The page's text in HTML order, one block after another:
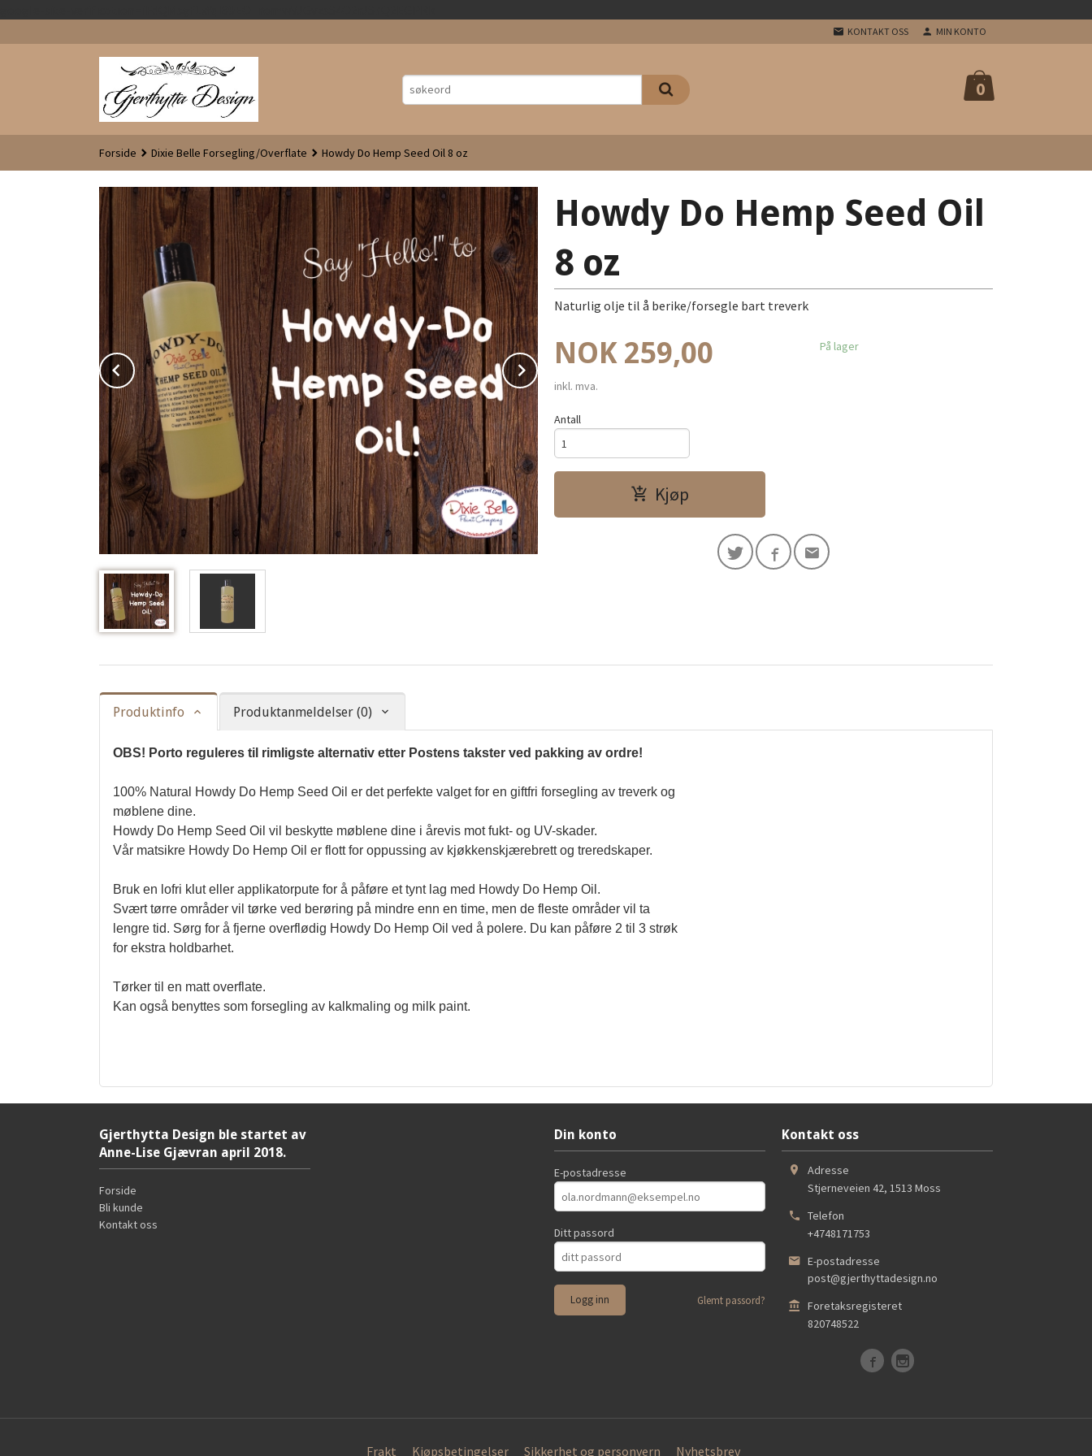
innholdet
KONTAKT OSS MIN KONTO
0
Forside Dixie Belle Forsegling/Overflate Howdy Do Hemp Seed Oil 8 oz
Prev Next
Howdy Do Hemp Seed Oil
8 oz
Naturlig olje til å berike/forsegle bart treverk
Pris
NOK 259,00
inkl. mva.
På lager
Antall
Kjøp
Produktinfo Produktanmeldelser (0)
OBS! Porto reguleres til rimligste alternativ etter Postens takster ved pakking av ordre!
100% Natural Howdy Do Hemp Seed Oil er det perfekte valget for en giftfri forsegling av treverk og
møblene dine.
Howdy Do Hemp Seed Oil vil beskytte møblene dine i årevis mot fukt- og UV-skader.
Vår matsikre Howdy Do Hemp Oil er flott for oppussing av kjøkkenskjærebrett og treredskaper.
Bruk en lofri klut eller applikatorpute for å påføre et tynt lag med Howdy Do Hemp Oil.
Svært tørre områder vil tørke ved berøring på mindre enn en time, men de fleste områder vil ta
lengre tid. Sørg for å fjerne overflødig Howdy Do Hemp Oil ved å polere. Du kan påføre 2 til 3 strøk
for ekstra holdbarhet.
Tørker til en matt overflate.
Kan også benyttes som forsegling av kalkmaling og milk paint.
Gjerthytta Design ble startet av
Anne-Lise Gjævran april 2018.
Forside
Bli kunde
Kontakt oss
Din konto
E-postadresse
Ditt passord
Glemt passord?
Kontakt oss
Adresse
Stjerneveien 42, 1513 Moss
Telefon
+4748171753
E-postadresse
post@gjerthyttadesign.no
Foretaksregisteret
820748522
Frakt Kjøpsbetingelser Sikkerhet og personvern Nyhetsbrev